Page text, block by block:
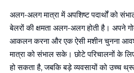
अलग-अलग मात्रा में अपशिष्ट पदार्थों को
बेलरों की क्षमता अलग-अलग होती है। अपने
आकलन करना और एक ऐसी मशीन चुनना
मात्रा को संभाल सके। छोटे परिचालनों के
हो सकता है, जबकि बड़े व्यवसायों को उच्च